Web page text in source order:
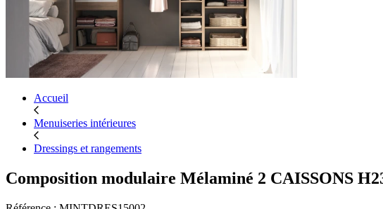
Accueil
Menuiseries intérieures
Dressings et rangements
Composition modulaire Mélaminé 2 CAISSONS